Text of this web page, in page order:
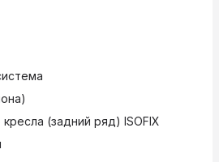
(задний ряд) ISOFIX